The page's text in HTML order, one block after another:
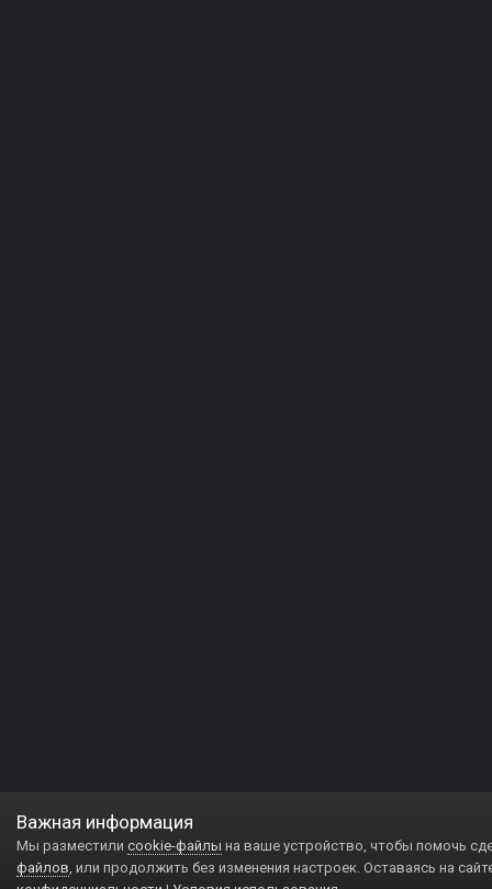
Важная информация
Мы разместили cookie-файлы на ваше устройство, чтобы помочь
файлов, или продолжить без изменения настроек. Оставаясь на